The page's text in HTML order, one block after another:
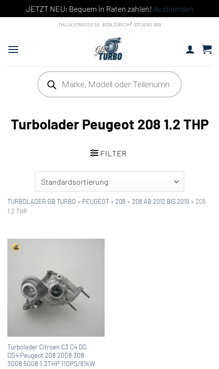
JETZT NEU: Bequem in Raten zahlen! Ausblenden
THUJASTRASSE 50, 8038 ZÜRICH/ 077 20 62 900
Products search
Turbolader Peugeot 208 1.2 THP
FILTER
TURBOLADER GB TURBO » PEUGEOT » 208 » 208 AB 2012 BIS 2019 » 208
1.2 THP
Turbolader Citroen C3 C4 DS
DS4 Peugeot 208 2008 308
3008 5008 1.2THP 110PS/81kW